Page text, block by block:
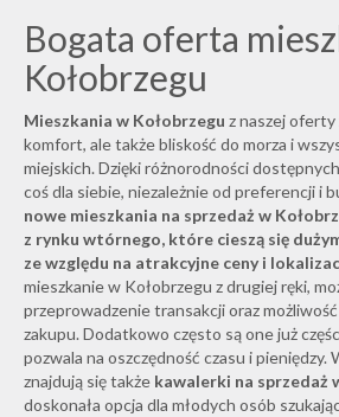
Bogata oferta
Kołobrzegu
Mieszkania w Kołobrzegu z naszej
komfort, ale także bliskość do morza i
miejskich. Dzięki różnorodności
coś dla siebie, niezależnie od preferencji i
nowe mieszkania na sprzedaż w
z rynku wtórnego, które cieszą się
ze względu na atrakcyjne ceny i
mieszkanie w Kołobrzegu z drugiej ręki,
przeprowadzenie transakcji oraz
zakupu. Dodatkowo często są one już
pozwala na oszczędność czasu i pieniędzy.
znajdują się także kawalerki na sprzedaż
doskonała opcja dla młodych osób